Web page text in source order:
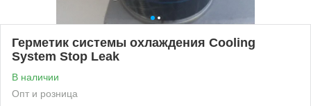
Герметик системы охлаждения Cooling
System Stop Leak
В наличии
Опт и розница